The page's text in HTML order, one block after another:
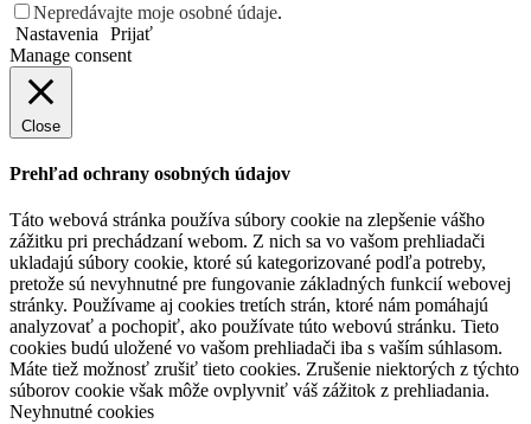
Nepredávajte moje osobné údaje.
Nastavenia
Prijať
Manage consent
Close
Prehľad ochrany osobných údajov
Táto webová stránka používa súbory cookie na zlepšenie vášho
zážitku pri prechádzaní webom. Z nich sa vo vašom prehliadači
ukladajú súbory cookie, ktoré sú kategorizované podľa potreby,
pretože sú nevyhnutné pre fungovanie základných funkcií webovej
stránky. Používame aj cookies tretích strán, ktoré nám pomáhajú
analyzovať a pochopiť, ako používate túto webovú stránku. Tieto
cookies budú uložené vo vašom prehliadači iba s vaším súhlasom.
Máte tiež možnosť zrušiť tieto cookies. Zrušenie niektorých z týchto
súborov cookie však môže ovplyvniť váš zážitok z prehliadania.
Neyhnutné cookies